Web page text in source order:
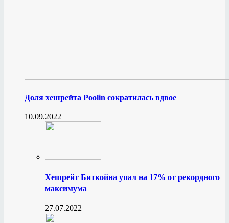
Доля хешрейта Poolin сократилась вдвое
10.09.2022
Хешрейт Биткойна упал на 17% от рекордного
максимума
27.07.2022